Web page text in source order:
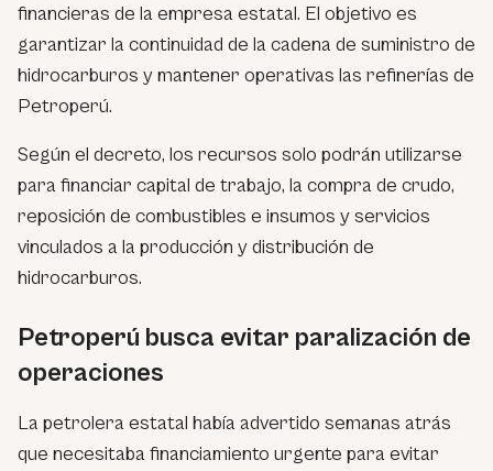
financieras de la empresa estatal. El objetivo es
garantizar la continuidad de la cadena de suministro de
hidrocarburos y mantener operativas las refinerías de
Petroperú.
Según el decreto, los recursos solo podrán utilizarse
para financiar capital de trabajo, la compra de crudo,
reposición de combustibles e insumos y servicios
vinculados a la producción y distribución de
hidrocarburos.
Petroperú busca evitar paralización de
operaciones
La petrolera estatal había advertido semanas atrás
que necesitaba financiamiento urgente para evitar